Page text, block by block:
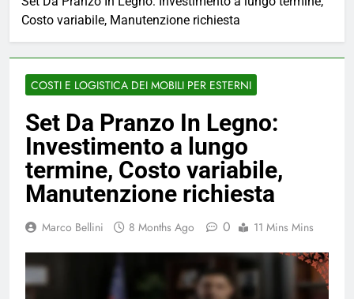
Costo variabile, Manutenzione richiesta
COSTI E LOGISTICA DEI MOBILI PER ESTERNI
Set Da Pranzo In Legno:
Investimento a lungo
termine, Costo variabile,
Manutenzione richiesta
Marco Bellini 8 Months Ago 0 11 Mins Mins